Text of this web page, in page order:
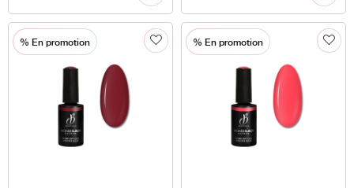
% En promotion % En promotion